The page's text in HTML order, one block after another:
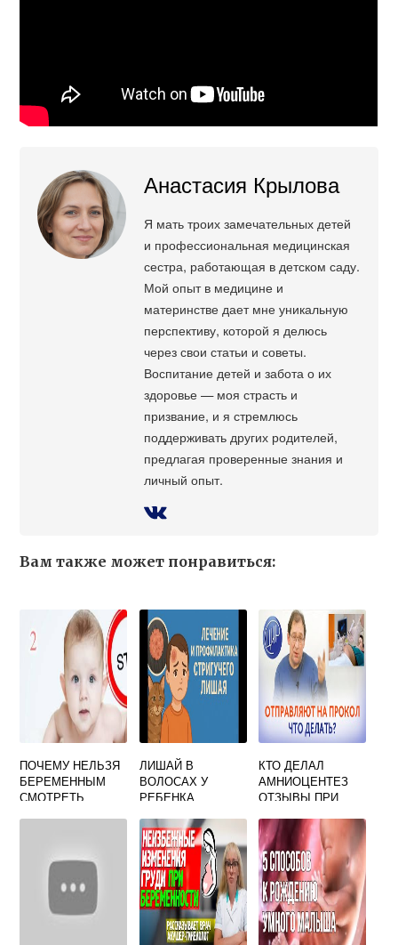
Анастасия Крылова
Я мать троих замечательных детей
и профессиональная медицинская
сестра, работающая в детском саду.
Мой опыт в медицине и
материнстве дает мне уникальную
перспективу, которой я делюсь
через свои статьи и советы.
Воспитание детей и забота о их
здоровье — моя страсть и
призвание, и я стремлюсь
поддерживать других родителей,
предлагая проверенные знания и
личный опыт.
Вам также может понравиться:
ПОЧЕМУ НЕЛЬЗЯ
БЕРЕМЕННЫМ
СМОТРЕТЬ
ЛИШАЙ В
ВОЛОСАХ У
РЕБЕНКА
КТО ДЕЛАЛ
АМНИОЦЕНТЕЗ
ОТЗЫВЫ ПРИ
ФОРУМ